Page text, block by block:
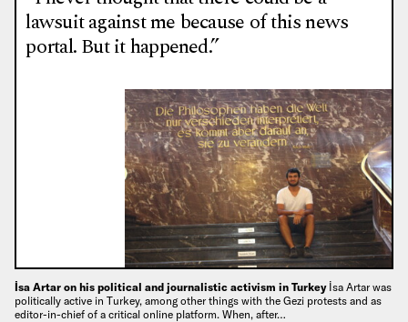
lawsuit against me because of this news
portal. But it happened.”
İsa Artar on his political and journalistic activism in Turkey İsa Artar was
politically active in Turkey, among other things with the Gezi protests and as
editor-in-chief of a critical online platform. When, after…